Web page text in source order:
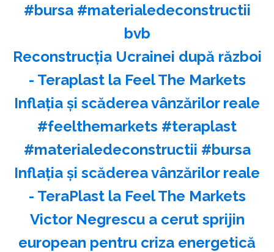
#bursa #materialedeconstructii
bvb
Reconstrucția Ucrainei după război
- Teraplast la Feel The Markets
Inflația și scăderea vânzărilor reale
#feelthemarkets #teraplast
#materialedeconstructii #bursa
Inflația și scăderea vânzărilor reale
- TeraPlast la Feel The Markets
Victor Negrescu a cerut sprijin
european pentru criza energetică